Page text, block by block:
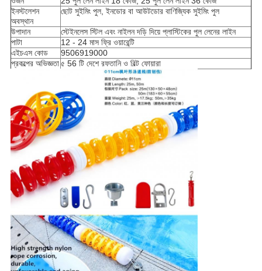
ইনস্টলেশন
অবস্থান
ছোট সুইমিং পুল, ইনডোর বা আউটডোর বাণিজ্যিক সুইমিং পুল
উপাদান
স্টেইনলেস স্টিল এবং নাইলন দড়ি দিয়ে প্লাস্টিকের পুল লেনের লাইন
পাটা
12 - 24 মাস ফ্রি ওয়ারেন্টি
এইচএস কোড
9506919000
প্রকল্পের অভিজ্ঞতা৫ 56 টি দেশে রফতানি ও বিল্ট ফোয়ারা